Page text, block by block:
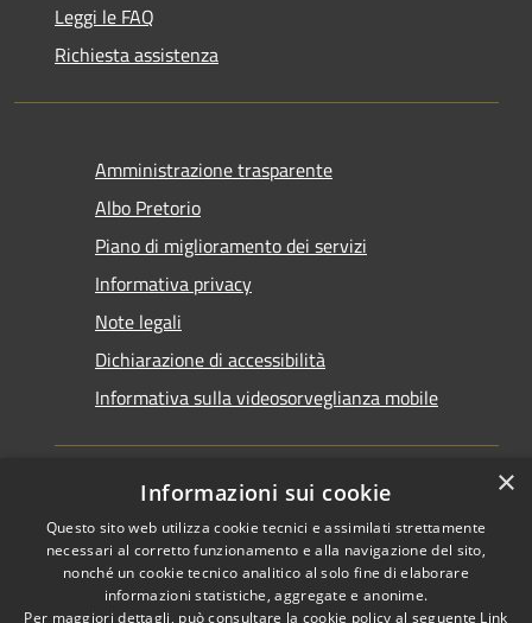
Leggi le FAQ
Richiesta assistenza
Amministrazione trasparente
Albo Pretorio
Piano di miglioramento dei servizi
Informativa privacy
Note legali
Dichiarazione di accessibilità
Informativa sulla videosorveglianza mobile
RSS
Accessibilità
Copyright © 2026 • Comune di
Taranto • Powered by
Municipium•Accesso
×
Informazioni sui cookie
Questo sito web utilizza cookie tecnici e assimilati strettamente
necessari al corretto funzionamento e alla navigazione del sito,
nonché un cookie tecnico analitico al solo fine di elaborare
informazioni statistiche, aggregate e anonime.
Per maggiori dettagli, può consultare la cookie policy al seguente Link